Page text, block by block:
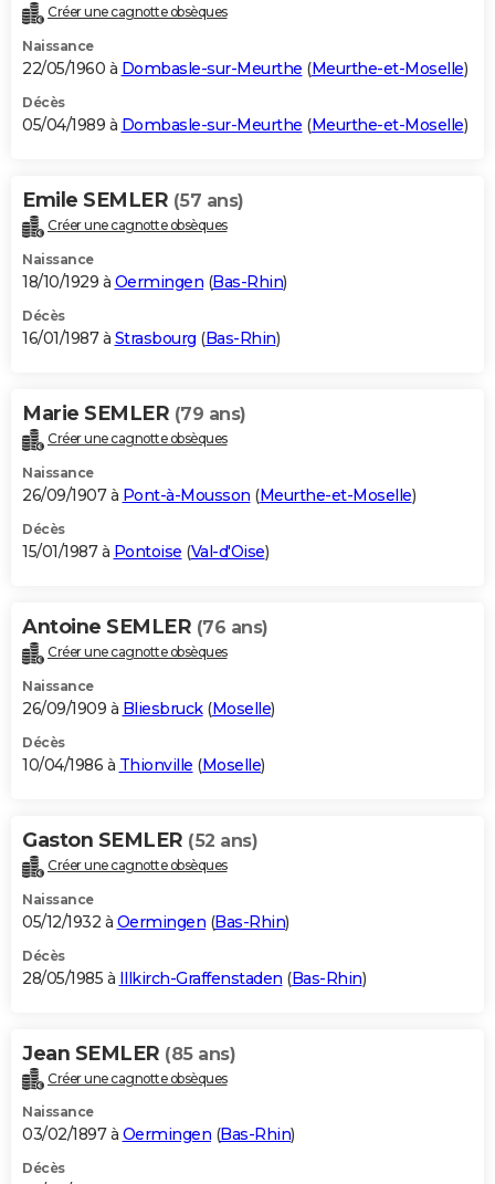
Créer une cagnotte obsèques
Naissance
22/05/1960 à Dombasle-sur-Meurthe (Meurthe-et-Moselle)
Décès
05/04/1989 à Dombasle-sur-Meurthe (Meurthe-et-Moselle)
Emile SEMLER (57 ans)
Créer une cagnotte obsèques
Naissance
18/10/1929 à Oermingen (Bas-Rhin)
Décès
16/01/1987 à Strasbourg (Bas-Rhin)
Marie SEMLER (79 ans)
Créer une cagnotte obsèques
Naissance
26/09/1907 à Pont-à-Mousson (Meurthe-et-Moselle)
Décès
15/01/1987 à Pontoise (Val-d'Oise)
Antoine SEMLER (76 ans)
Créer une cagnotte obsèques
Naissance
26/09/1909 à Bliesbruck(Moselle)
Décès
10/04/1986 à Thionville (Moselle)
Gaston SEMLER (52 ans)
Créer une cagnotte obsèques
Naissance
05/12/1932 à Oermingen (Bas-Rhin)
Décès
28/05/1985 à Illkirch-Graffenstaden (Bas-Rhin)
Jean SEMLER (85 ans)
Créer une cagnotte obsèques
Naissance
03/02/1897 à Oermingen (Bas-Rhin)
Décès